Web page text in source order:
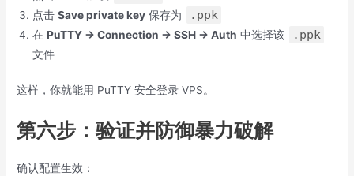
点击Save private key 保存为 .ppk
在PuTTY → Connection → SSH → Auth 中选择该 .ppk
文件
这样，你就能用 PuTTY 安全登录 VPS。
第六步：验证并防御暴力破解
确认配置生效：